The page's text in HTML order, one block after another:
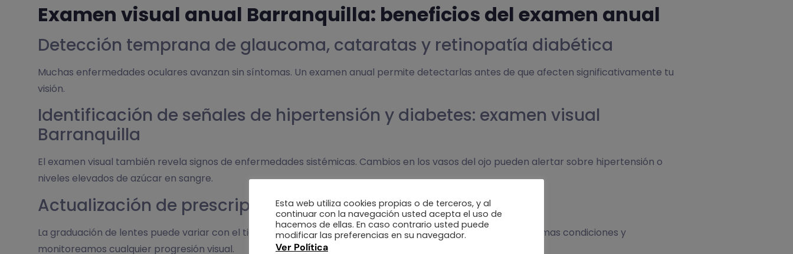
Examen visual anual Barranquilla: beneficios del examen anual
Detección temprana de glaucoma, cataratas y retinopatía diabética
Muchas enfermedades oculares avanzan sin síntomas. Un examen anual permite detectarlas antes de que afecten significativamente tu
visión.
Identificación de señales de hipertensión y diabetes: examen visual
Barranquilla
El examen visual también revela signos de enfermedades sistémicas. Cambios en los vasos del ojo pueden alertar sobre hipertensión o
niveles elevados de azúcar en sangre.
Actualización de prescripción y monitoreo visual
La graduación de lentes puede variar con el tiempo. Con una evaluación anual, mantenemos tu visión en óptimas condiciones y
monitoreamos cualquier progresión visual.
Esta web utiliza cookies propias o de terceros, y al
continuar con la navegación usted acepta el uso de
hacemos de ellas. En caso contrario usted puede
modificar las preferencias en su navegador.
Ver Política